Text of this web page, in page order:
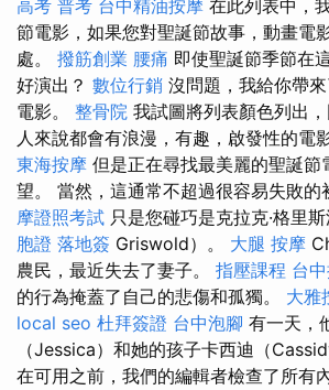
高考 普考 台中精油按摩 在此列表中，
節電影，如果您對聖誕節故事，動畫電
處。 撥筋創業 腰痛 即使聖誕節季節在
好演出？ 數位行銷 沒問題，我給你帶
電影。 整骨院 我試圖將列表顏色列出
人來說都會有浪漫，有趣，啟發性的電
東海按摩 但是正在尋找最美麗的聖誕節
望。 當然，這通常不超過很容易失敗的
摩證照考試 只是您碰巧是克拉克·格里
胞證 落地簽 Griswold）。 大腿 按摩
農民，最近失去了妻子。 指壓課程 台
的行為掩蓋了自己的悲傷和孤獨。 大雅
local seo 杜拜簽證 台中泡腳 有一天，
（Jessica）和她的孩子卡西迪（
在可用之前，我們的編輯者檢查了所有